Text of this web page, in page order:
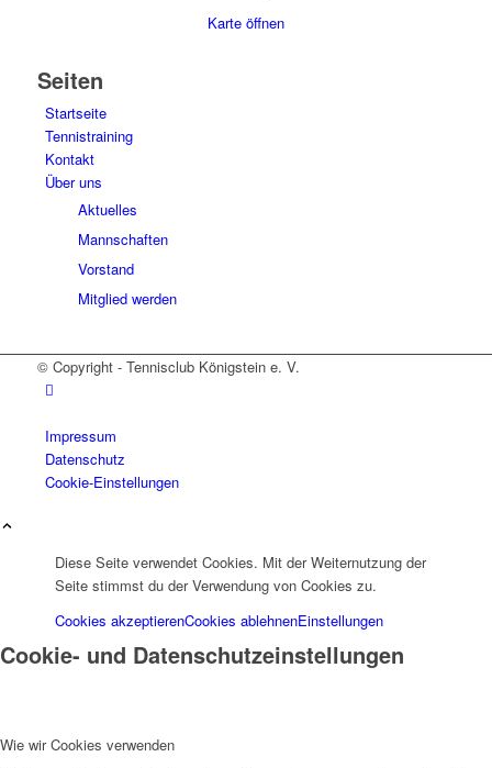
Karte öffnen
Seiten
Startseite
Tennistraining
Kontakt
Über uns
Aktuelles
Mannschaften
Vorstand
Mitglied werden
© Copyright - Tennisclub Königstein e. V.
Impressum
Datenschutz
Cookie-Einstellungen
Diese Seite verwendet Cookies. Mit der Weiternutzung der
Seite stimmst du der Verwendung von Cookies zu.
Cookies akzeptierenCookies ablehnenEinstellungen
Cookie- und Datenschutzeinstellungen
Wie wir Cookies verwenden